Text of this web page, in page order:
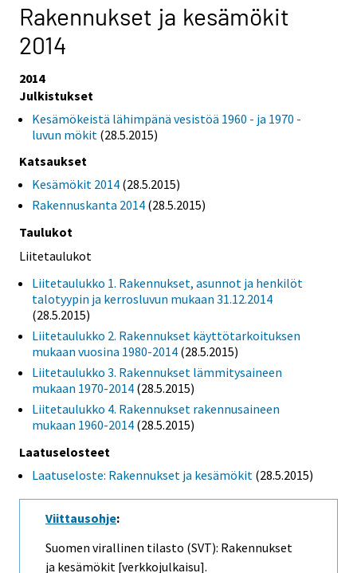
Rakennukset ja kesämökit
2014
2014
Julkistukset
Kesämökeistä lähimpänä vesistöä 1960 - ja 1970 -
luvun mökit (28.5.2015)
Katsaukset
Kesämökit 2014 (28.5.2015)
Rakennuskanta 2014 (28.5.2015)
Taulukot
Liitetaulukot
Liitetaulukko 1. Rakennukset, asunnot ja henkilöt
talotyypin ja kerrosluvun mukaan 31.12.2014
(28.5.2015)
Liitetaulukko 2. Rakennukset käyttötarkoituksen
mukaan vuosina 1980-2014 (28.5.2015)
Liitetaulukko 3. Rakennukset lämmitysaineen
mukaan 1970-2014 (28.5.2015)
Liitetaulukko 4. Rakennukset rakennusaineen
mukaan 1960-2014 (28.5.2015)
Laatuselosteet
Laatuseloste: Rakennukset ja kesämökit (28.5.2015)
Viittausohje:
Suomen virallinen tilasto (SVT): Rakennukset
ja kesämökit [verkkojulkaisu].